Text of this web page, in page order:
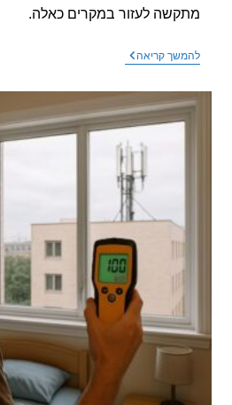
לעזור במקרים כאלה.
קריאהשיחה
לא
תמיד
הדבר